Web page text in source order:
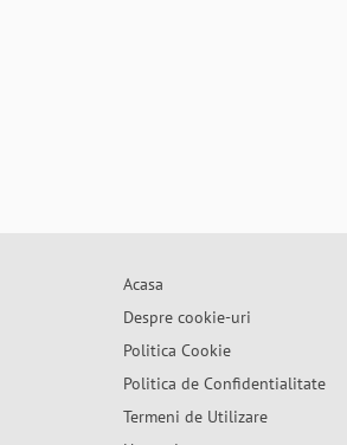
Acasa
Despre cookie-uri
Politica Cookie
Politica de Confidentialitate
Termeni de Utilizare